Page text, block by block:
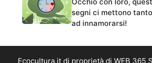
segni ci mettono tanto
ad innamorarsi!
Ecocultura.it di proprietà di WEB 365